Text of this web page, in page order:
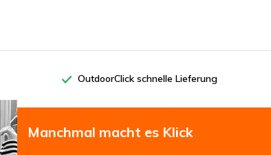
OutdoorClick schnelle Lieferung
Manchmal macht es Klick